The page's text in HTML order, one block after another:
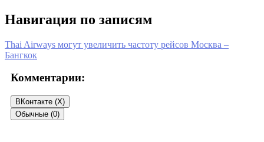
Навигация по записям
Thai Airways могут увеличить частоту рейсов Москва –
Бангкок
Комментарии:
ВКонтакте (X)
Обычные (0)